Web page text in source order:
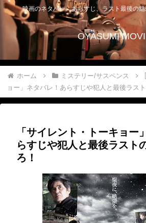
映画のネタバレ、あらすじ、ラスト最後の
OYASUMI
ホーム ミステリー/サスペンス
ョー」ネタバレ！あらすじや犯人と最後ラス
「サイレント・トーキョー
らすじや犯人と最後ラスト
ろ！